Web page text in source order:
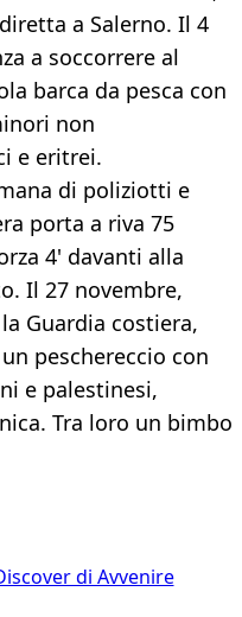
a Salerno. Il 4
a soccorrere al
barca da pesca con
non
e eritrei.
di poliziotti e
porta a riva 75
4' davanti alla
Il 27 novembre,
Guardia costiera,
peschereccio con
e palestinesi,
Tra loro un bimbo
di Avvenire